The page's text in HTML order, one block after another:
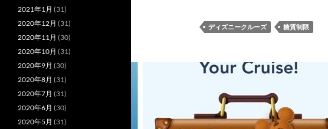
ディズニークルーズ 糖質制限
2021年1月 (31)
2020年12月 (31)
2020年11月 (30)
2020年10月 (31)
2020年9月 (30)
2020年8月 (31)
2020年7月 (31)
2020年6月 (30)
2020年5月 (31)